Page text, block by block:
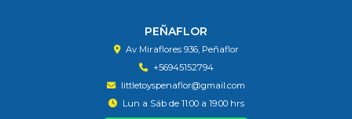
PEÑAFLOR
Av Miraflores 936, Peñaflor
+56945152794
littletoyspenaflor@gmail.com
Lun a Sáb de 11:00 a 19:00 hrs